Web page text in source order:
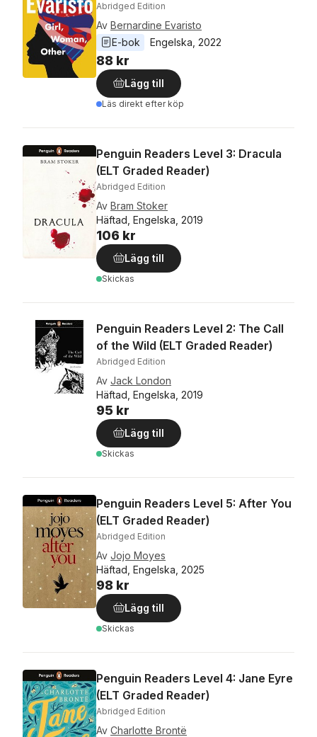
Abridged Edition
Av Bernardine Evaristo
E-bok
Engelska 2022
88 kr
Lägg till
Läs direkt efter köp
Penguin Readers Level 3: Dracula
(ELT Graded Reader)
Abridged Edition
Av Bram Stoker
Häftad, Engelska, 2019
106 kr
Lägg till
Skickas
Penguin Readers Level 2: The Call
of the Wild (ELT Graded Reader)
Abridged Edition
Av Jack London
Häftad, Engelska, 2019
95 kr
Lägg till
Skickas
Penguin Readers Level 5: After You
(ELT Graded Reader)
Abridged Edition
Av Jojo Moyes
Häftad, Engelska, 2025
98 kr
Lägg till
Skickas
Penguin Readers Level 4: Jane Eyre
(ELT Graded Reader)
Abridged Edition
Av Charlotte Brontë